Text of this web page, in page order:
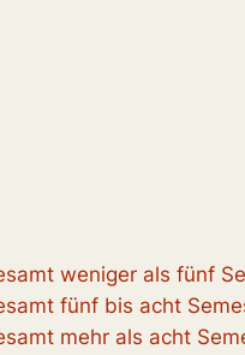
weniger als fünf
fünf bis acht
mehr als acht